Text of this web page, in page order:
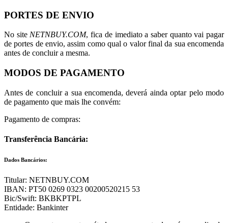
PORTES DE ENVIO
No site NETNBUY.COM, fica de imediato a saber quanto vai pagar
de portes de envio, assim como qual o valor final da sua encomenda
antes de concluir a mesma.
MODOS DE PAGAMENTO
Antes de concluir a sua encomenda, deverá ainda optar pelo modo
de pagamento que mais lhe convém:
Pagamento de compras:
Transferência Bancária:
Dados Bancários:
Titular: NETNBUY.COM
IBAN: PT50 0269 0323 00200520215 53
Bic/Swift: BKBKPTPL
Entidade: Bankinter